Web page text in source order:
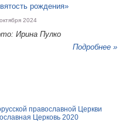
рождения»
2024
Ирина Пулко
Подробнее »
православной Церкви
Церковь 2020